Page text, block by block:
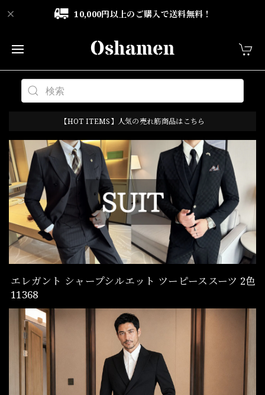
10,000円以上のご購入で送料無料！
【HOT ITEMS】人気の売れ筋商品はこちら
エレガント シャープシルエット ツーピーススーツ 2色
11368